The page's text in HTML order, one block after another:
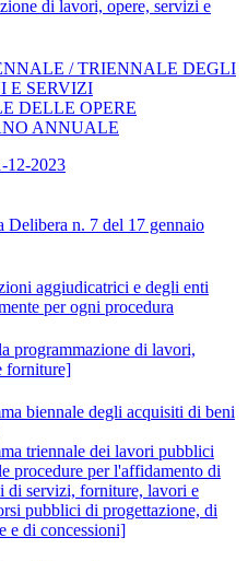
di lavori, opere, servizi e
/ TRIENNALE DEGLI
E SERVIZI
DELLE OPERE
ANNUALE
12-2023
Delibera n. 7 del 17 gennaio
aggiudicatrici e degli enti
per ogni procedura
programmazione di lavori,
forniture]
biennale degli acquisiti di beni
triennale dei lavori pubblici
procedure per l'affidamento di
di servizi, forniture, lavori e
pubblici di progettazione, di
e di concessioni]